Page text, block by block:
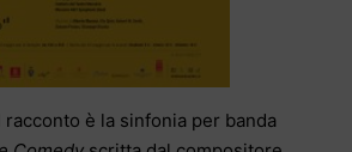
è la sinfonia per banda